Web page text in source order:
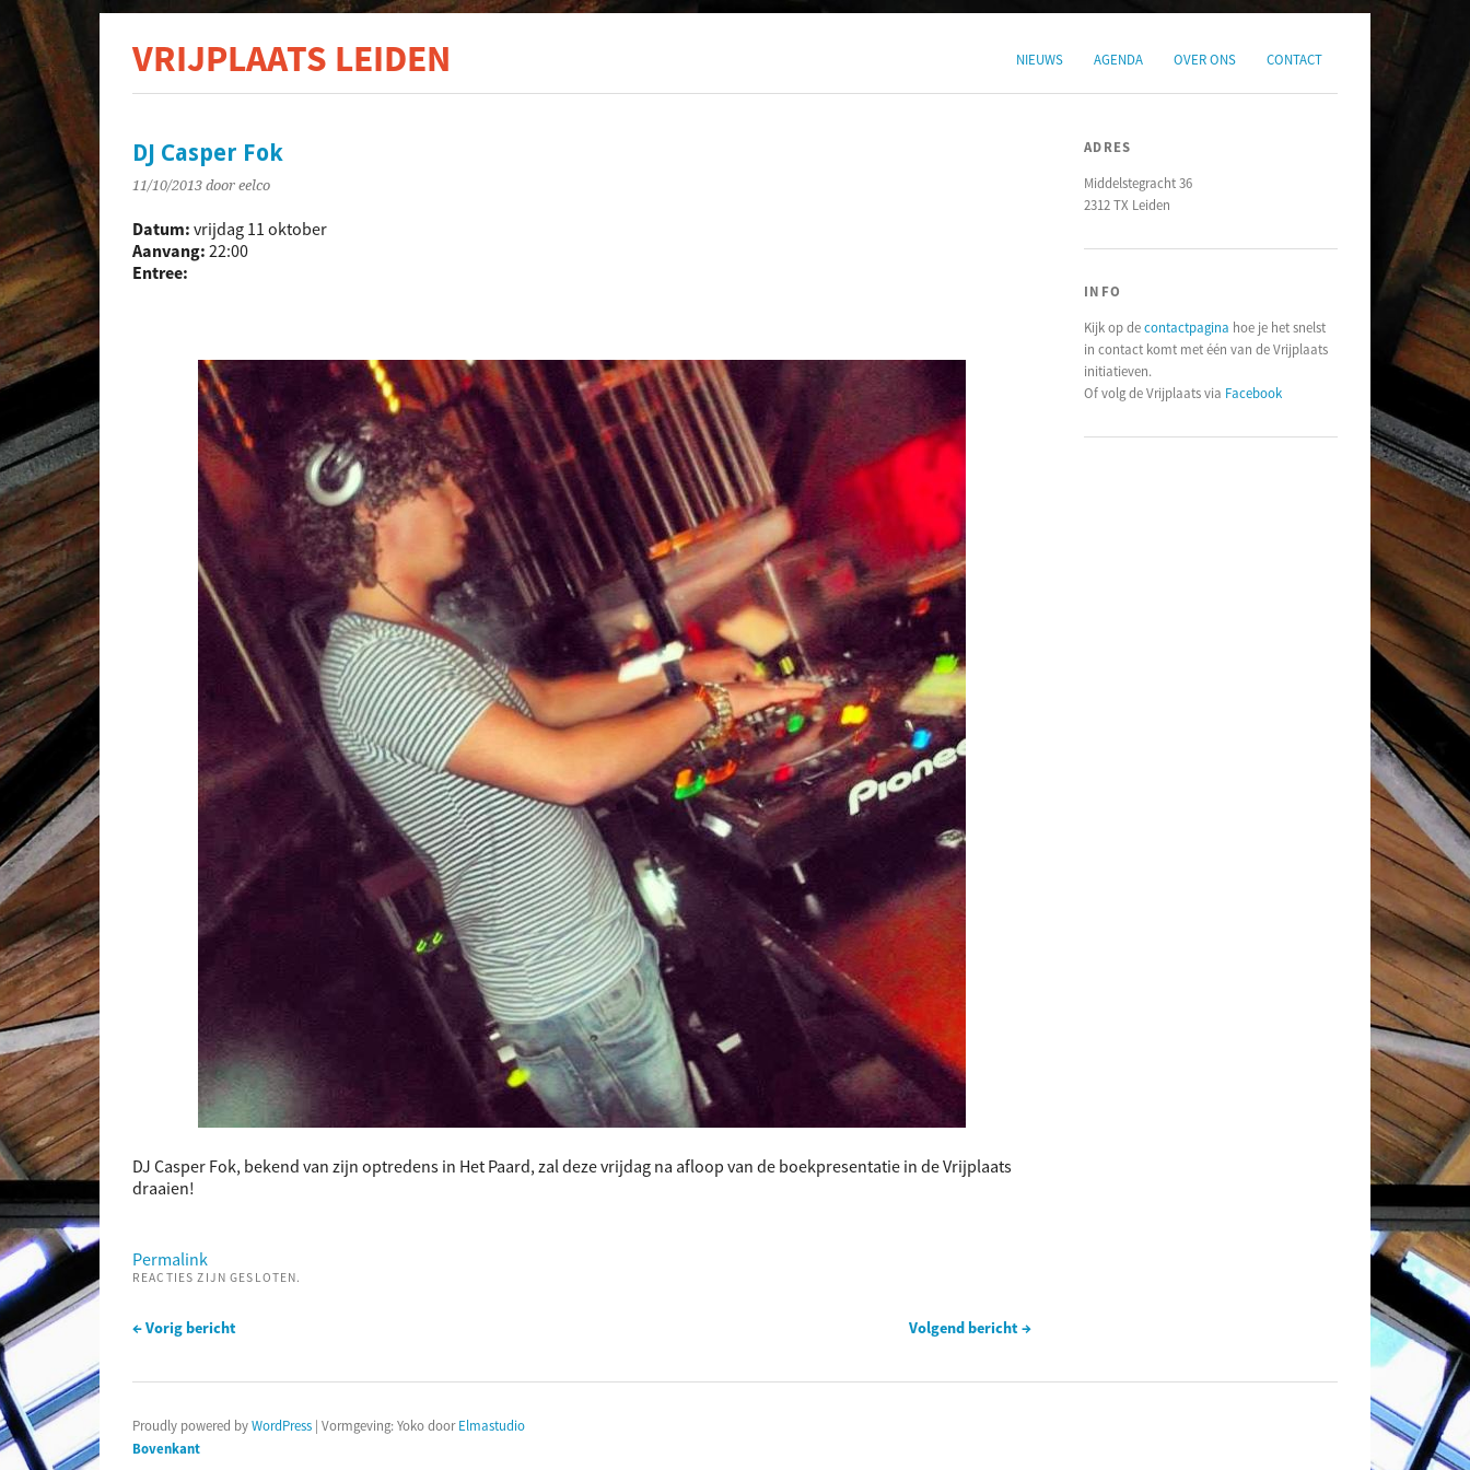
NIEUWS AGENDA OVER ONS CONTACT
VRIJPLAATS LEIDEN
DJ Casper Fok
11/10/2013 door eelco
Datum: vrijdag 11 oktober
Aanvang: 22:00
Entree:
DJ Casper Fok, bekend van zijn optredens in Het Paard, zal deze vrijdag na afloop van de boekpresentatie in de Vrijplaats
draaien!
Permalink
REACTIES ZIJN GESLOTEN.
← Vorig bericht Volgend bericht →
ADRES
Middelstegracht 36
2312 TX Leiden
INFO
Kijk op decontactpagina hoe je het snelst
in contact komt met één van de Vrijplaats
initiatieven.
Of volg de Vrijplaats via Facebook
Proudly powered byWordPress | Vormgeving: Yoko doorElmastudio
Bovenkant